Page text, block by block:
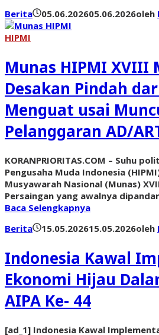
Berita
05.06.202605.06.2026oleh
HIPMI
Munas HIPMI XVIII
Desakan Pindah
Menguat usai
Pelanggaran AD/
KORANPRIORITAS.COM – Suhu
Pengusaha Muda Indonesia
Musyawarah Nasional (Munas)
Persaingan yang awalnya
Baca Selengkapnya
Berita
15.05.202615.05.2026oleh
Indonesia Kawal
Ekonomi Hijau
AIPA Ke- 44
[ad_1] Indonesia Kawal